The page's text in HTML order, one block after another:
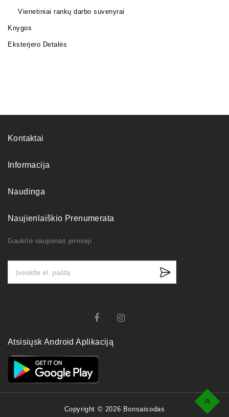
Vienetiniai rankų darbo suvenyrai
Knygos
Eksterjero Detalės
Kontaktai
Informacija
Naudinga
Naujienlaiškio Prenumerata
Gaukite naujienas pirmieji
Atsisiųsk Android Aplikaciją
Copyright © 2026 Bonsaisodas